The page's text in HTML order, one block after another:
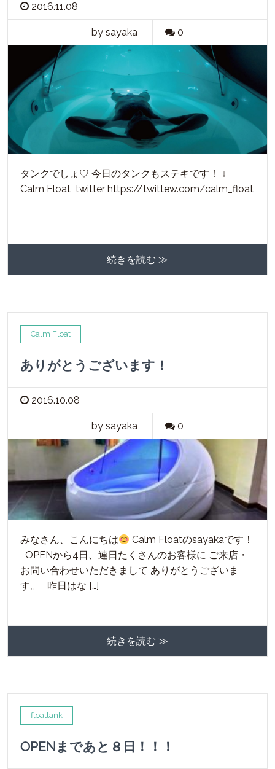
2016.11.08
by sayaka 0
タンクでしょ♡ 今日のタンクもステキです！ ↓
Calm Float twitter https://twittew.com/calm_float
続きを読む ≫
Calm Float
ありがとうございます！
2016.10.08
by sayaka 0
みなさん、こんにちは
Calm Floatのsayakaです！
OPENから4日、連日たくさんのお客様に ご来店・
お問い合わせいただきまして ありがとうございま
す。 昨日はな […]
続きを読む ≫
floattank
OPENまであと８日！！！